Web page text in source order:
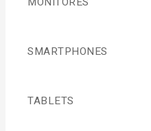
SMARTPHONES
TABLETS